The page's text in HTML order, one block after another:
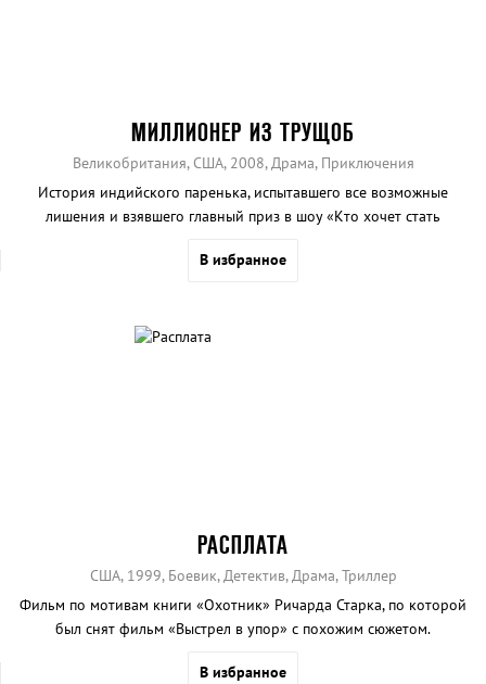
МИЛЛИОНЕР ИЗ ТРУЩОБ
Великобритания, США, 2008, Драма, Приключения
История индийского паренька, испытавшего все возможные
лишения и взявшего главный приз в шоу «Кто хочет стать
В избранное
РАСПЛАТА
США, 1999, Боевик, Детектив, Драма, Триллер
Фильм по мотивам книги «Охотник» Ричарда Старка, по которой
был снят фильм «Выстрел в упор» с похожим сюжетом.
В избранное